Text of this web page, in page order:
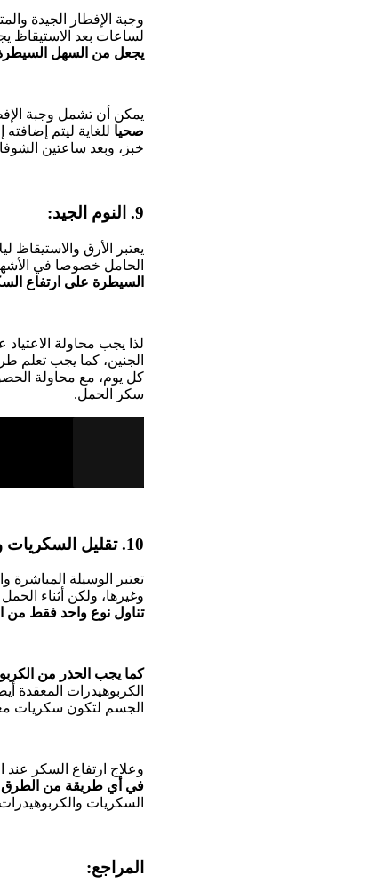
وجبة الإفطار الجيدة
لساعات بعد
يجعل من السهل
يمكن أن تشمل وجبة
صحيا للغاية ليتم
خبز، وبعد ساعتين
9. النوم الجيد:
يعتبر الأرق
الحامل خصوصا في
السيطرة على ارتفاع
لذا يجب محاولة الاعتياد
الجنين، كما يجب تعلم
سكر الحمل.
10. تقليل السكريات والكربوهيدرات:
تعتبر الوسيلة
وغيرها، ولكن أثناء
تناول نوع واحد فقط من
كما يجب الحذر من
الكربوهيدرات المعقدة
الجسم لتكون سكريات
وعلاج ارتفاع السكر عند
في أي طريقة من الطرق
السكريات
المراجع: